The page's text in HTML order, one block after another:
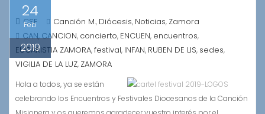
24
Feb
2019
CSF Canción M., Diócesis, Noticias, Zamora
CAN,CANCION, concierto, ENCUEN, encuentros,
EUCARISTIA ZAMORA,festival, INFAN, RUBEN DE LIS, sedes,
VIGILIA DE LA LUZ, ZAMORA
Hola a todos, ya se están
celebrando los Encuentros y Festivales Diocesanos de la Canción